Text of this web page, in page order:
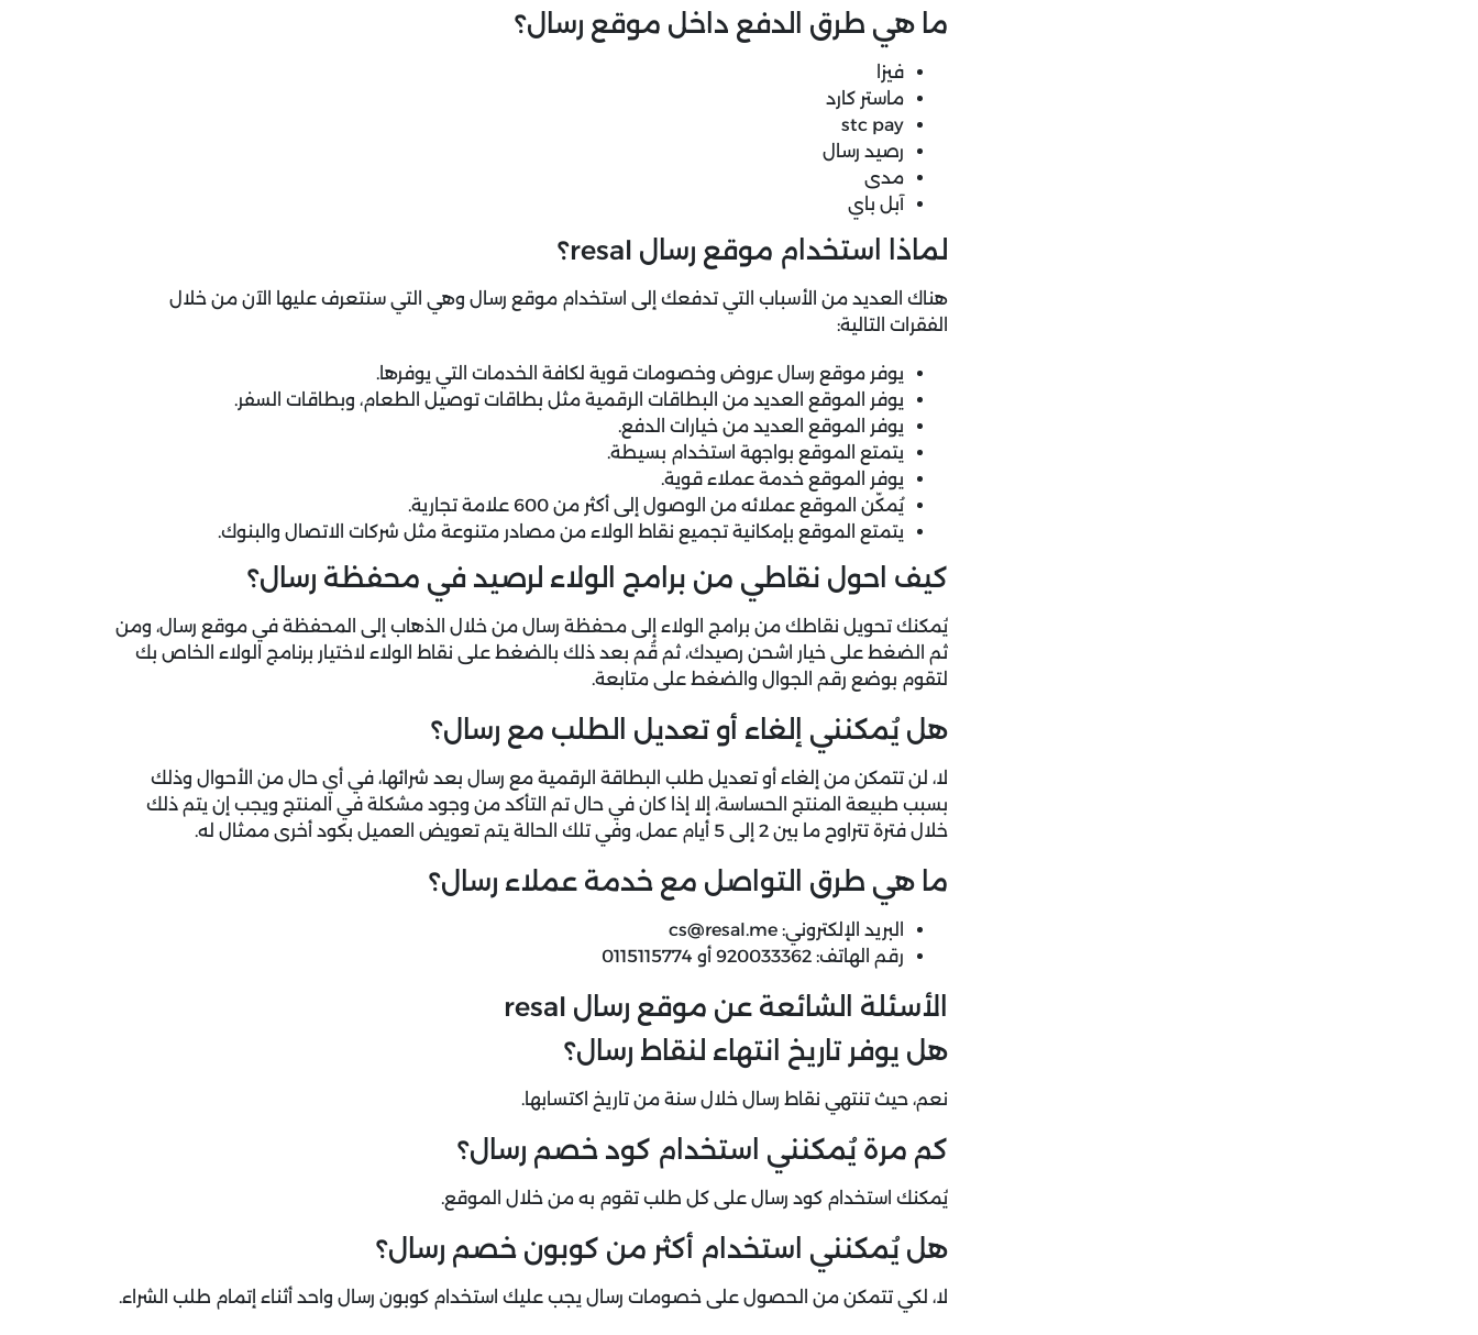
ما هي طرق الدفع داخل موقع رسال؟
فيزا
ماستر كارد
stc pay
رصيد رسال
مدى
آبل باي
لماذا استخدام موقع رسال resal؟
هناك العديد من الأسباب التي تدفعك إلى استخدام موقع رسال وهي التي سنتعرف عليها الآن من خلال
الفقرات التالية:
يوفر موقع رسال عروض وخصومات قوية لكافة الخدمات التي يوفرها.
يوفر الموقع العديد من البطاقات الرقمية مثل بطاقات توصيل الطعام، وبطاقات السفر.
يوفر الموقع العديد من خيارات الدفع.
يتمتع الموقع بواجهة استخدام بسيطة.
يوفر الموقع خدمة عملاء قوية.
يُمكّن الموقع عملائه من الوصول إلى أكثر من 600 علامة تجارية.
يتمتع الموقع بإمكانية تجميع نقاط الولاء من مصادر متنوعة مثل شركات الاتصال والبنوك.
كيف احول نقاطي من برامج الولاء لرصيد في محفظة رسال؟
يُمكنك تحويل نقاطك من برامج الولاء إلى محفظة رسال من خلال الذهاب إلى المحفظة في موقع رسال، ومن
ثم الضغط على خيار اشحن رصيدك، ثم قُم بعد ذلك بالضغط على نقاط الولاء لاختيار برنامج الولاء الخاص بك
لتقوم بوضع رقم الجوال والضغط على متابعة.
هل يُمكنني إلغاء أو تعديل الطلب مع رسال؟
لا، لن تتمكن من إلغاء أو تعديل طلب البطاقة الرقمية مع رسال بعد شرائها، في أي حال من الأحوال وذلك
بسبب طبيعة المنتج الحساسة، إلا إذا كان في حال تم التأكد من وجود مشكلة في المنتج ويجب إن يتم ذلك
خلال فترة تتراوح ما بين 2 إلى 5 أيام عمل، وفي تلك الحالة يتم تعويض العميل بكود أخرى ممثال له.
ما هي طرق التواصل مع خدمة عملاء رسال؟
البريد الإلكتروني: cs@resal.me
رقم الهاتف: 920033362 أو 0115115774
الأسئلة الشائعة عن موقع رسال resal
هل يوفر تاريخ انتهاء لنقاط رسال؟
نعم، حيث تنتهي نقاط رسال خلال سنة من تاريخ اكتسابها.
كم مرة يُمكنني استخدام كود خصم رسال؟
يُمكنك استخدام كود رسال على كل طلب تقوم به من خلال الموقع.
هل يُمكنني استخدام أكثر من كوبون خصم رسال؟
لا، لكي تتمكن من الحصول على خصومات رسال يجب عليك استخدام كوبون رسال واحد أثناء إتمام طلب الشراء.